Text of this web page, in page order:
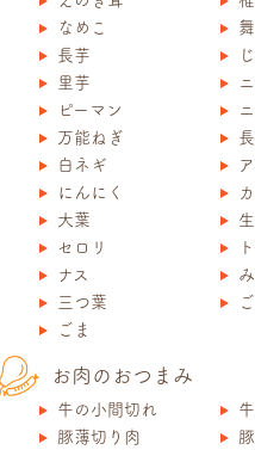
なめこ
長芋
里芋
ピーマン
万能ねぎ
白ネギ
にんにく
大葉
セロリ
ナス
三つ葉
ごま
お肉のおつまみ
牛の小間切れ
豚薄切り肉